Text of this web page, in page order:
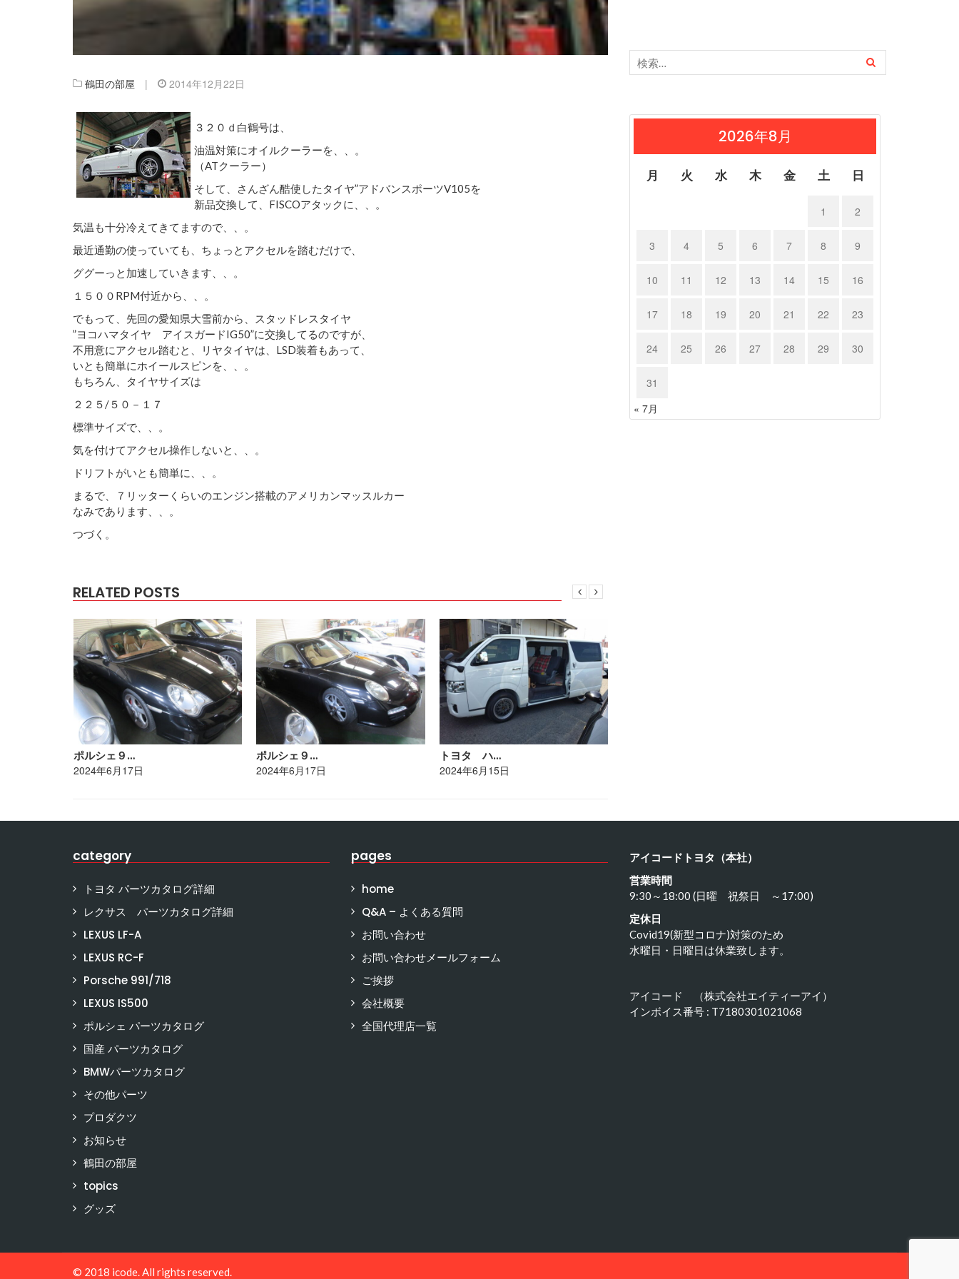
鶴田の部屋 | 2014年12月22日
３２０ｄ白鶴号は、
油温対策にオイルクーラーを、、。
（ATクーラー）
そして、さんざん酷使したタイヤ”アドバンスポーツV105を
新品交換して、FISCOアタックに、、。
気温も十分冷えてきてますので、、。
最近通勤の使っていても、ちょっとアクセルを踏むだけで、
ググーっと加速していきます、、。
１５００RPM付近から、、。
でもって、先回の愛知県大雪前から、スタッドレスタイヤ
”ヨコハマタイヤ アイスガードIG50”に交換してるのですが、
不用意にアクセル踏むと、リヤタイヤは、LSD装着もあって、
いとも簡単にホイールスピンを、、。
もちろん、タイヤサイズは
２２５/５０－１７
標準サイズで、、。
気を付けてアクセル操作しないと、、。
ドリフトがいとも簡単に、、。
まるで、７リッターくらいのエンジン搭載のアメリカンマッスルカー
なみであります、、。
つづく。
RELATED POSTS
ポルシェ９…
2024年6月17日
ポルシェ９…
2024年6月17日
トヨタ ハ…
2024年6月15日
2026年8月
月 火 水 木 金 土 日
1 2
3 4 5 6 7 8 9
10 11 12 13 14 15 16
17 18 19 20 21 22 23
24 25 26 27 28 29 30
31
« 7月
category
トヨタ パーツカタログ詳細
レクサス パーツカタログ詳細
LEXUS LF-A
LEXUS RC-F
Porsche 991/718
LEXUS IS500
ポルシェ パーツカタログ
国産 パーツカタログ
BMWパーツカタログ
その他パーツ
プロダクツ
お知らせ
鶴田の部屋
topics
グッズ
pages
home
Q&A – よくある質問
お問い合わせ
お問い合わせメールフォーム
ご挨拶
会社概要
全国代理店一覧
アイコードトヨタ（本社）
営業時間
9:30～18:00 (日曜 祝祭日 ～17:00)
定休日
Covid19(新型コロナ)対策のため
水曜日・日曜日は休業致します。
アイコード （株式会社エイティーアイ）
インボイス番号 : T7180301021068
© 2018 icode. All rights reserved.